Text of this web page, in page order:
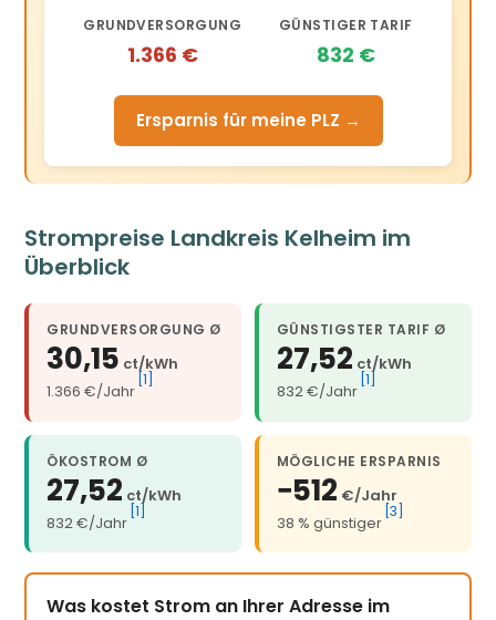
GRUNDVERSORGUNG
1.366 €
GÜNSTIGER TARIF
832 €
Ersparnis für meine PLZ →
Strompreise Landkreis Kelheim im
Überblick
GRUNDVERSORGUNG Ø
30,15 ct/kWh
1.366 €/Jahr
[1]
GÜNSTIGSTER TARIF Ø
27,52 ct/kWh
832 €/Jahr
[1]
ÖKOSTROM Ø
27,52 ct/kWh
832 €/Jahr
[1]
MÖGLICHE ERSPARNIS
−512 €/Jahr
38 % günstiger
[3]
Was kostet Strom an Ihrer Adresse im